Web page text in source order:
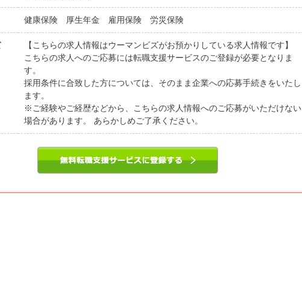
健康保険 厚生年金 雇用保険 労災保険
【こちらの求人情報はウーマンビズがお預かりしている求人情報です】
こちらの求人へのご応募には転職支援サービスのご登録が必要となりま
す。
採用条件に合致した方については、そのまま企業への応募手続きをいたし
ます。
※ご経験やご経歴などから、こちらの求人情報へのご応募がいただけない
場合があります。 あらかしめご了承ください。